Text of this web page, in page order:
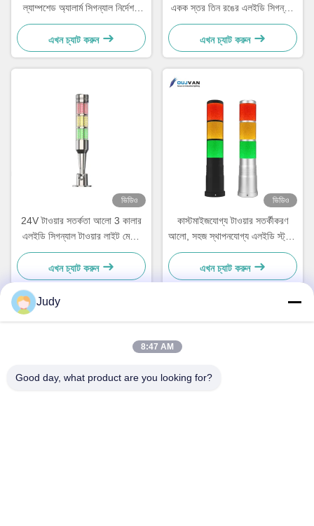
ল্যাম্পশেড অ্যালার্ম সিগন্যাল নির্দেশক
সতর্কতা
এখন চ্যাট করুন
একক স্তর তিন রঙের এলইডি সিগন্যাল
টাওয়ার লাইট
এখন চ্যাট করুন
ভিডিও
24V টাওয়ার সতর্কতা আলো 3 কালার
এলইডি সিগন্যাল টাওয়ার লাইট মেশিন
সরঞ্জাম সূচক জন্য
এখন চ্যাট করুন
ভিডিও
কাস্টমাইজযোগ্য টাওয়ার সতর্কীকরণ
আলো, সহজ স্থাপনযোগ্য এলইডি স্ট্যাক
লাইট, আইপি৫৪ রেটিং
এখন চ্যাট করুন
ঠিকানা
Judy
8:47 AM
Good day, what product are you looking for?